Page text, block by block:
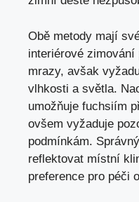
Obě metody mají
interiérové
mrazy, avšak
vlhkosti a světla.
umožňuje fuchsiím
ovšem vyžaduje
podmínkám.
reflektovat místní
preference pro péči